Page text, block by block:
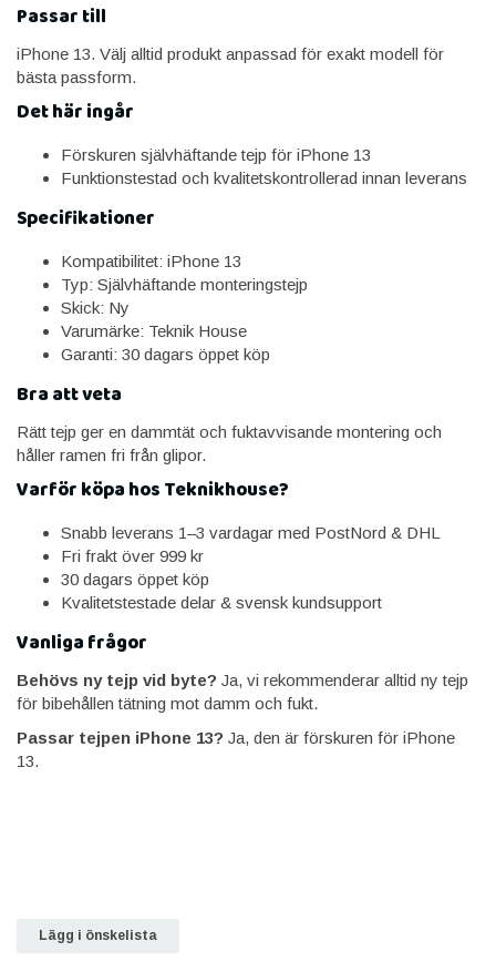
Passar till
iPhone 13. Välj alltid produkt anpassad för exakt modell för
bästa passform.
Det här ingår
Förskuren självhäftande tejp för iPhone 13
Funktionstestad och kvalitetskontrollerad innan leverans
Specifikationer
Kompatibilitet: iPhone 13
Typ: Självhäftande monteringstejp
Skick: Ny
Varumärke: Teknik House
Garanti: 30 dagars öppet köp
Bra att veta
Rätt tejp ger en dammtät och fuktavvisande montering och
håller ramen fri från glipor.
Varför köpa hos Teknikhouse?
Snabb leverans 1–3 vardagar med PostNord & DHL
Fri frakt över 999 kr
30 dagars öppet köp
Kvalitetstestade delar & svensk kundsupport
Vanliga frågor
Behövs ny tejp vid byte? Ja, vi rekommenderar alltid ny tejp
för bibehållen tätning mot damm och fukt.
Passar tejpen iPhone 13? Ja, den är förskuren för iPhone
13.
Lägg i önskelista